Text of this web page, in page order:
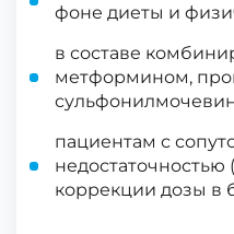
фоне диеты и
в составе
метформином,
пациентам с
коррекции дозы в